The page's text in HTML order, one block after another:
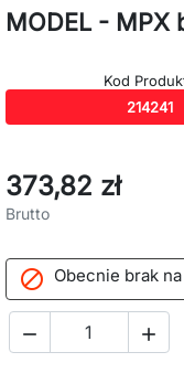
MODEL - MPX
Kod
214241
373,82 zł
Brutto
 Obecnie brak
 